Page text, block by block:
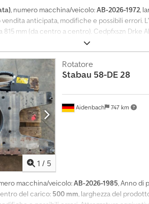
, numero macchina/veicolo:AB-2026-1972,
vendita anticipata, modifiche e possibili errori.
815 mm (da centro a centro). Cedpfxszn Drke
1 / 5
Aidenbach 747 km
Rotatore
Stabau 58-DE 28
macchina/veicolo:AB-2026-1985, Anno di
del carico: 500 mm, larghezza del
i
e
s
t
e
d
i
c
q
l
m
e